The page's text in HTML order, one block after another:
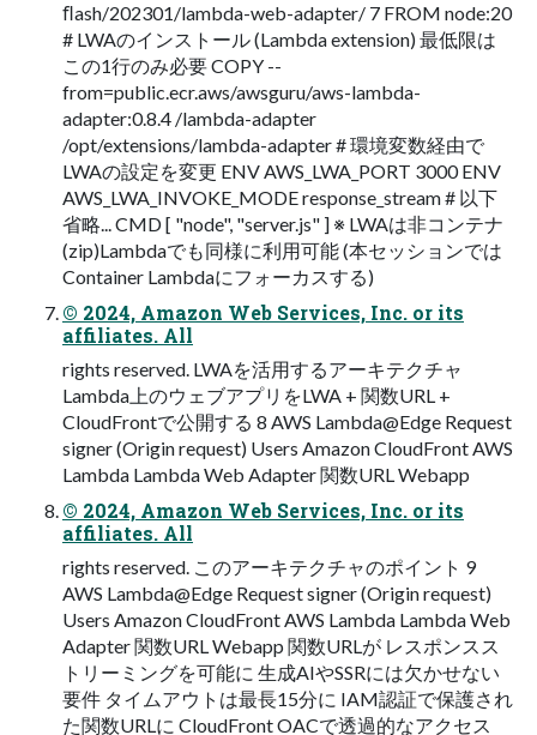
ﬂash/202301/lambda-web-adapter/ 7 FROM node:20
# LWAのインストール (Lambda extension) 最低限は
この1⾏のみ必要 COPY --
from=public.ecr.aws/awsguru/aws-lambda-
adapter:0.8.4 /lambda-adapter
/opt/extensions/lambda-adapter # 環境変数経由で
LWAの設定を変更 ENV AWS_LWA_PORT 3000 ENV
AWS_LWA_INVOKE_MODE response_stream # 以下
省略... CMD [ "node", "server.js" ] ※ LWAは⾮コンテナ
(zip)Lambdaでも同様に利⽤可能 (本セッションでは
Container Lambdaにフォーカスする)
© 2024, Amazon Web Services, Inc. or its
affiliates. All
rights reserved. LWAを活⽤するアーキテクチャ
Lambda上のウェブアプリをLWA + 関数URL +
CloudFrontで公開する 8 AWS Lambda@Edge Request
signer (Origin request) Users Amazon CloudFront AWS
Lambda Lambda Web Adapter 関数URL Webapp
© 2024, Amazon Web Services, Inc. or its
affiliates. All
rights reserved. このアーキテクチャのポイント 9
AWS Lambda@Edge Request signer (Origin request)
Users Amazon CloudFront AWS Lambda Lambda Web
Adapter 関数URL Webapp 関数URLが レスポンスス
トリーミングを可能に ⽣成AIやSSRには⽋かせない
要件 タイムアウトは最⻑15分に IAM認証で保護され
た関数URLに CloudFront OACで透過的なアクセス